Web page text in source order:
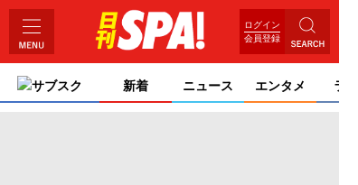
ログイン
会員登録
サブスク 新着 ニュース エンタメ ライ